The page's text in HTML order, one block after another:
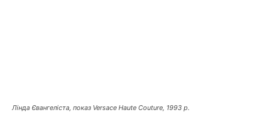
Лінда Євангеліста, показ Versace Haute Couture, 1993 р.